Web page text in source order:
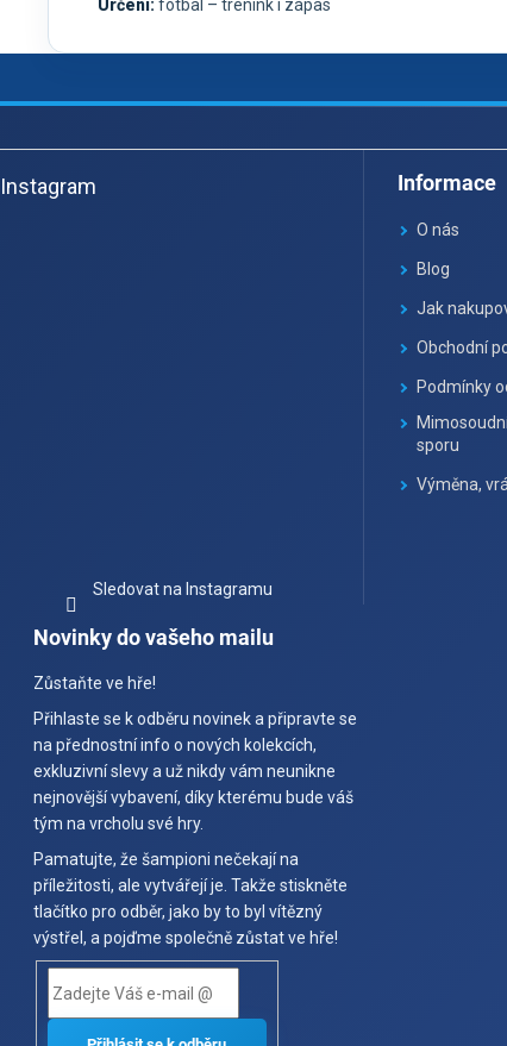
Určení: fotbal – trénink i zápas
á
pInstagram
Sledovat na Instagramu
Informace
O nás
Blog
Jak
Obchodní
Podmínky
sporu
Výměna,
Novinky do vašeho mailu
Zůstaňte ve hře!
Přihlaste se k odběru novinek a připravte se
na přednostní info o nových kolekcích,
exkluzivní slevy a už nikdy vám neunikne
nejnovější vybavení, díky kterému bude váš
tým na vrcholu své hry.
Pamatujte, že šampioni nečekají na
příležitosti, ale vytvářejí je. Takže stiskněte
tlačítko pro odběr, jako by to byl vítězný
výstřel, a pojďme společně zůstat ve hře!